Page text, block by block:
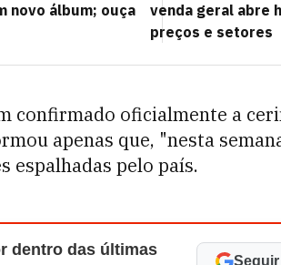
novo álbum; ouça
venda geral abre
preços e setores
confirmado oficialmente a
apenas que, "nesta
espalhadas pelo país.
dentro das últimas